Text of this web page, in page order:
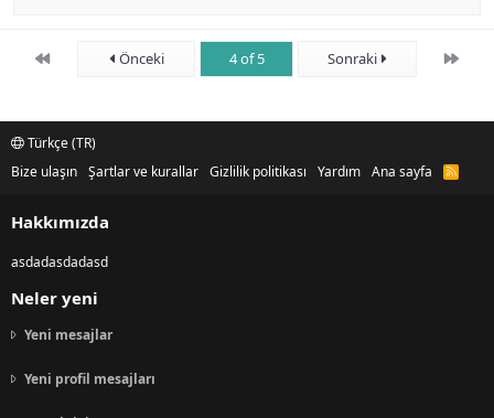
First Önceki 4 of 5 Sonraki Son
Türkçe (TR)
Bize ulaşın Şartlar ve kurallar Gizlilik politikası Yardım Ana sayfa
R
Hakkımızda
asdadasdadasd
Neler yeni
Yeni mesajlar
Yeni profil mesajları